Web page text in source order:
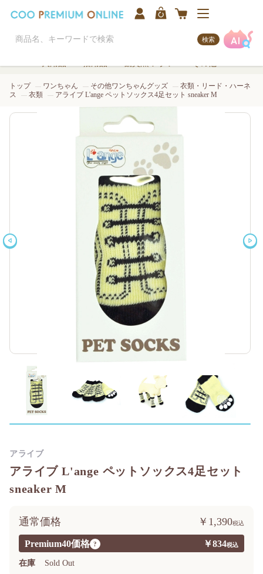
検索
トップ ワンちゃん その他ワンちゃんグッズ
衣類・リード・ハーネ
ス
衣類 アライブ L'ange ペットソックス4足セット sneaker M
アライブ L'ange ペットソックス4足セット
sneaker M
Premium40価格 ? ￥834
通常価格 ￥1,390
在庫 Sold Out
アライブ